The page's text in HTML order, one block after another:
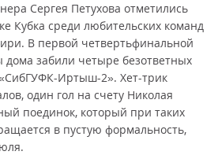
Сергея Петухова отметились
Кубка среди любительских команд
В первой четвертьфинальной
дома забили четыре безответных
Иртыш-2». Хет-трик
один гол на счету Николая
поединок, который при таких
в пустую формальность,